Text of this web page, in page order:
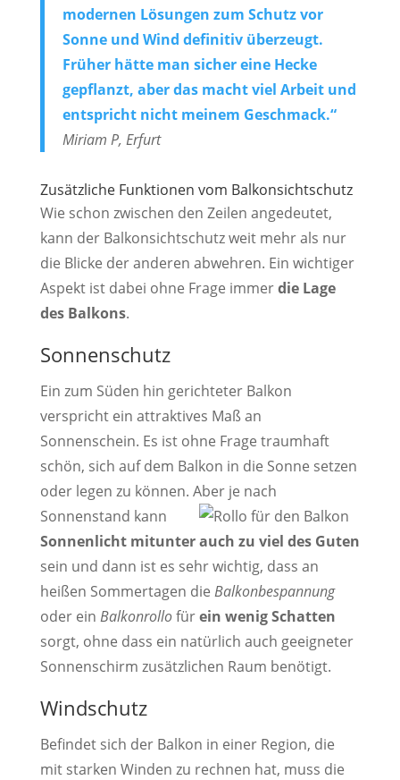
modernen Lösungen zum Schutz vor
Sonne und Wind definitiv überzeugt.
Früher hätte man sicher eine Hecke
gepflanzt, aber das macht viel Arbeit und
entspricht nicht meinem Geschmack.“
Miriam P, Erfurt
Zusätzliche Funktionen vom Balkonsichtschutz
Wie schon zwischen den Zeilen angedeutet,
kann der Balkonsichtschutz weit mehr als nur
die Blicke der anderen abwehren. Ein wichtiger
Aspekt ist dabei ohne Frage immerdie Lage
des Balkons.
Sonnenschutz
Ein zum Süden hin gerichteter Balkon
verspricht ein attraktives Maß an
Sonnenschein. Es ist ohne Frage traumhaft
schön, sich auf dem Balkon in die Sonne setzen
oder legen zu können. Aber je nach
Sonnenstand kann
Sonnenlicht mitunter auch zu viel des Guten
sein und dann ist es sehr wichtig, dass an
heißen Sommertagen die Balkonbespannung
oder ein Balkonrollofürein wenig Schatten
sorgt, ohne dass ein natürlich auch geeigneter
Sonnenschirm zusätzlichen Raum benötigt.
Windschutz
Befindet sich der Balkon in einer Region, die
mit starken Winden zu rechnen hat, muss die